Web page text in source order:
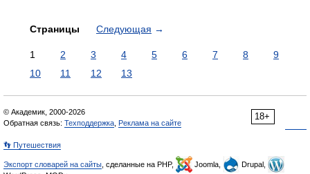
Страницы Следующая →
1 2 3 4 5 6 7 8
9
10
11 12 13
18+
© Академик, 2000-2026
Обратная связь: Техподдержка Реклама на сайте
👣 Путешествия
Экспорт словарей на сайты , сделанные на PHP, Joomla,
Drupal,